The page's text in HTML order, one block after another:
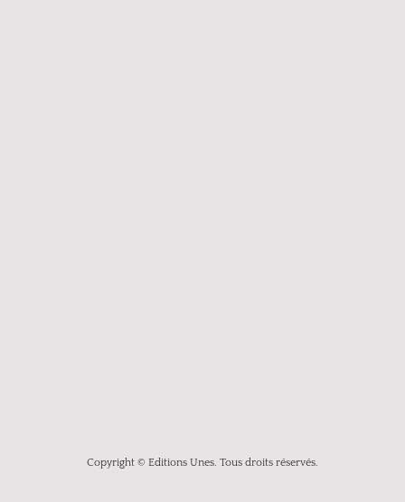
Copyright © Editions Unes. Tous droits réservés.